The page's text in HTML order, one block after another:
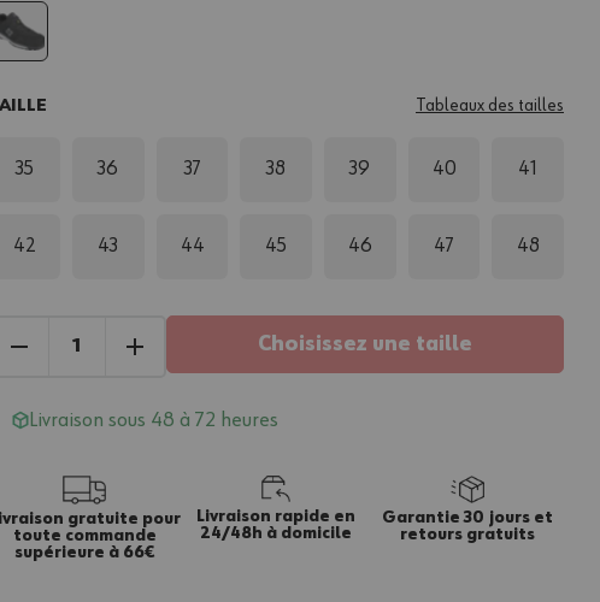
Tableaux des tailles
35 36 37 38 39 40 41
42 43 44 45 46 47 48
Choisissez une taille
Livraison sous 48 à 72 heures
gratuite pour
toute commande
supérieure à 66€
Livraison rapide en
24/48h à domicile
Garantie 30 jours et
retours gratuits